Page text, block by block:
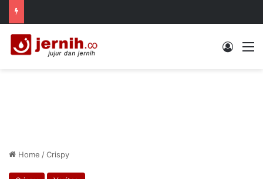
Log In
Home /Crispy